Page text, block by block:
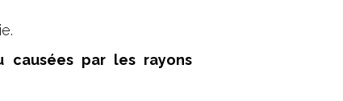
par les rayons